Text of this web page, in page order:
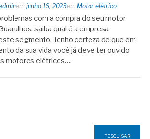
em junho 16, 2023em Motor elétrico
com a compra do seu motor
saiba qual é a empresa
segmento. Tenho certeza de que em
da sua vida você já deve ter ouvido
motores elétricos….
PESQUISAR